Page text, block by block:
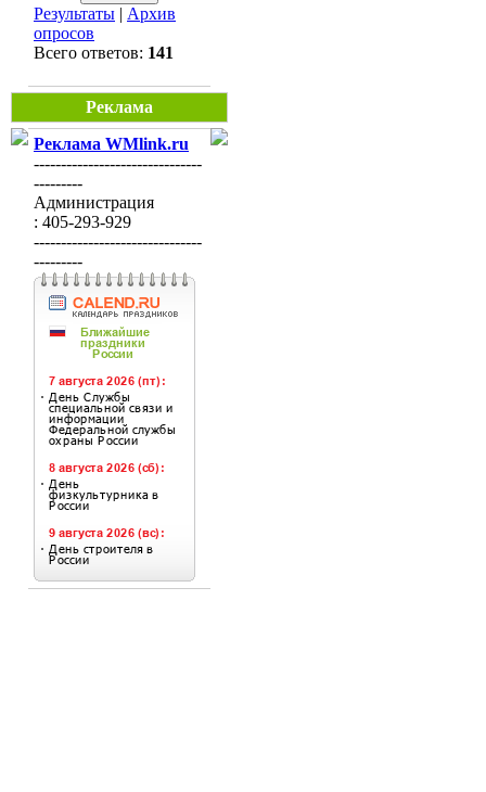
Результаты | Архив
опросов
Всего ответов: 141
Реклама
Реклама WMlink.ru
-------------------------------
---------
Администрация
: 405-293-929
-------------------------------
---------